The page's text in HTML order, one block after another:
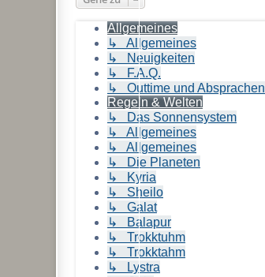
Allgemeines
↳ Allgemeines
↳ Neuigkeiten
↳ F.A.Q.
↳ Outtime und Absprachen
Regeln & Welten
↳ Das Sonnensystem
↳ Allgemeines
↳ Allgemeines
↳ Die Planeten
↳ Kyria
↳ Sheilo
↳ Galat
↳ Balapur
↳ Trokktuhm
↳ Trokktahm
↳ Lystra